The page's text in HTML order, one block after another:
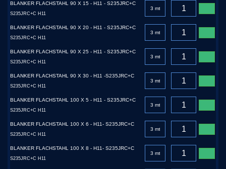
BLANKER FLACHSTAHL 90 X 15 - H11 - S235JRC+C
S235JRC+C H11
BLANKER FLACHSTAHL 90 X 20 - H11 - S235JRC+C
S235JRC+C H11
BLANKER FLACHSTAHL 90 X 25 - H11 - S235JRC+C
S235JRC+C H11
BLANKER FLACHSTAHL 90 X 30 - H11 -S235JRC+C
S235JRC+C H11
BLANKER FLACHSTAHL 100 X 5 - H11 - S235JRC+C
S235JRC+C H11
BLANKER FLACHSTAHL 100 X 6 - H11- S235JRC+C
S235JRC+C H11
BLANKER FLACHSTAHL 100 X 8 - H11- S235JRC+C
S235JRC+C H11